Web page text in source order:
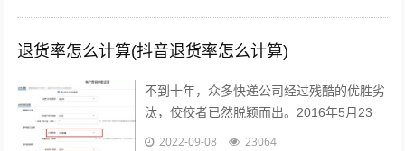
退货率怎么计算(抖音退货率怎么计算)
不到十年，众多快递公司经过残酷的优胜劣
汰，佼佼者已然脱颖而出。2016年5月23
日，鼎泰新材（002352.SZ)披露了“重大资
2022-09-08 23064